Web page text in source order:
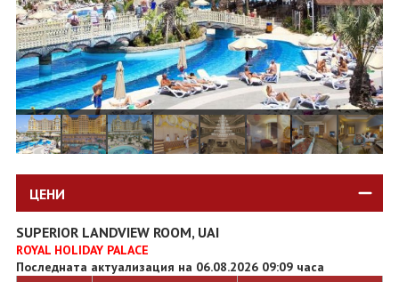
ПОСЛЕДВАЙТЕ НИ
ЦЕНИ
SUPERIOR LANDVIEW ROOM, UAI
ROYAL HOLIDAY PALACE
Последната актуализация на 06.08.2026 09:09 часа